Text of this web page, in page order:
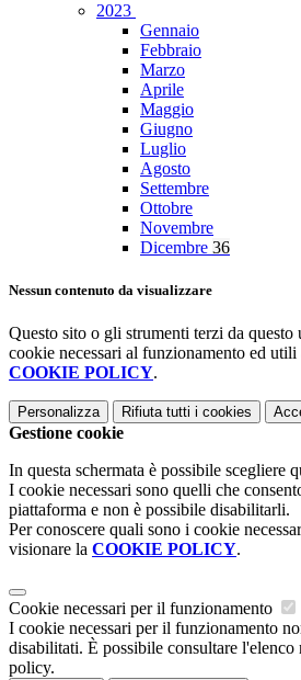
2023
Gennaio
Febbraio
Marzo
Aprile
Maggio
Giugno
Luglio
Agosto
Settembre
Ottobre
Novembre
Dicembre 36
Nessun contenuto da visualizzare
Questo sito o gli strumenti terzi da
cookie necessari al funzionamento ed
COOKIE POLICY.
Personalizza Rifiuta tutti i cookies
Gestione cookie
In questa schermata è possibile scegliere
I cookie necessari sono quelli che
piattaforma e non è possibile disabilitarli.
Per conoscere quali sono i cookie
visionare la COOKIE POLICY.
Cookie necessari per il funzionamento
I cookie necessari per il funzionamento
disabilitati. È possibile consultare
policy.